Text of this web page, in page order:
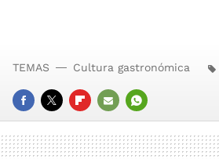
FACEBOOK
TWITTERFLIPBOARD
E-
MAIL
WHATSAPP
TEMAS Cultura gastronómica